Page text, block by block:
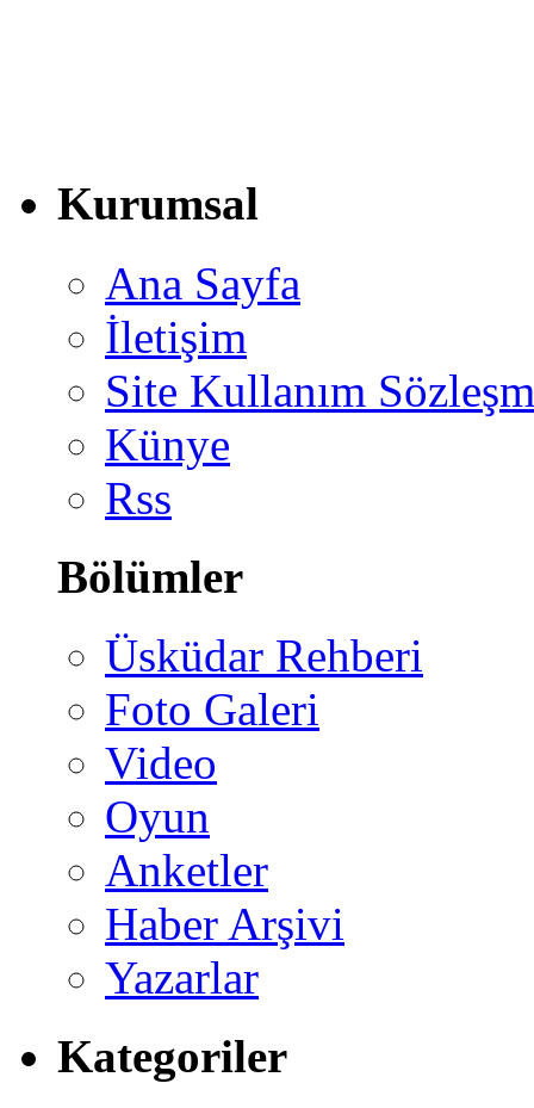
Kurumsal
Ana Sayfa
İletişim
Site Kullanım
Künye
Rss
Bölümler
Üsküdar Rehberi
Foto Galeri
Video
Oyun
Anketler
Haber Arşivi
Yazarlar
Kategoriler